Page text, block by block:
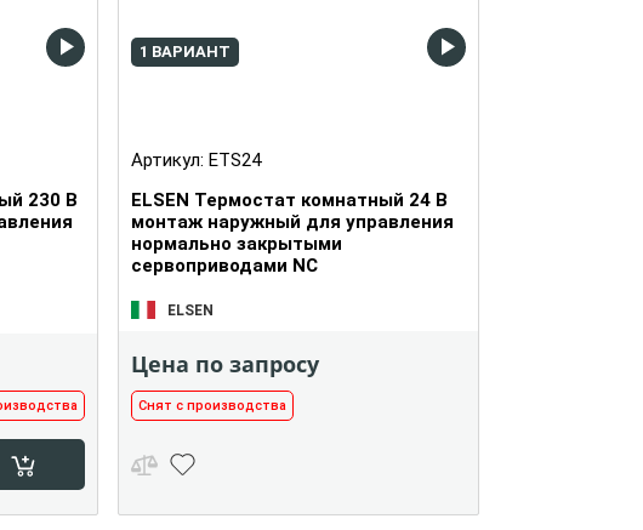
230 В
1 ВАРИАНТ
Артикул: ETS24
ELSEN Термостат комнатный 24 В
монтаж наружный для управления
нормально закрытыми
сервоприводами NC
ELSEN
Цена по запросу
Снят с производства